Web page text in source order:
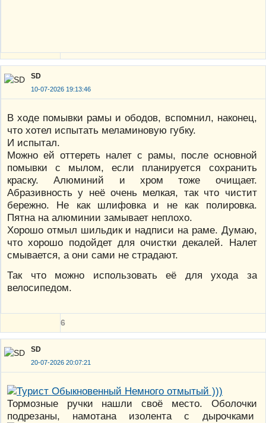
SD
10-07-2026 19:13:46
В ходе помывки рамы и ободов, вспомнил, наконец,
что хотел испытать меламиновую губку.
И испытал.
Можно ей оттереть налет с рамы, после основной
помывки с мылом, если планируется сохранить
краску. Алюминий и хром тоже очищает.
Абразивность у неё очень мелкая, так что чистит
бережно. Не как шлифовка и не как полировка.
Пятна на алюминии замывает неплохо.
Хорошо отмыл шильдик и надписи на раме. Думаю,
что хорошо подойдет для очистки декалей. Налет
смывается, а они сами не страдают.
Так что можно использовать её для ухода за
велосипедом.
6
SD
20-07-2026 20:07:21
Тормозные ручки нашли своё место. Оболочки
подрезаны, намотана изолента с дырочками